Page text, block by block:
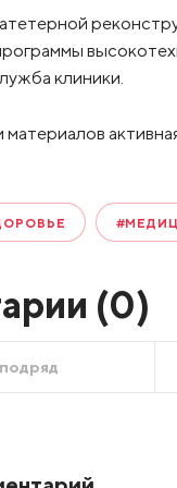
клиники.
(0)